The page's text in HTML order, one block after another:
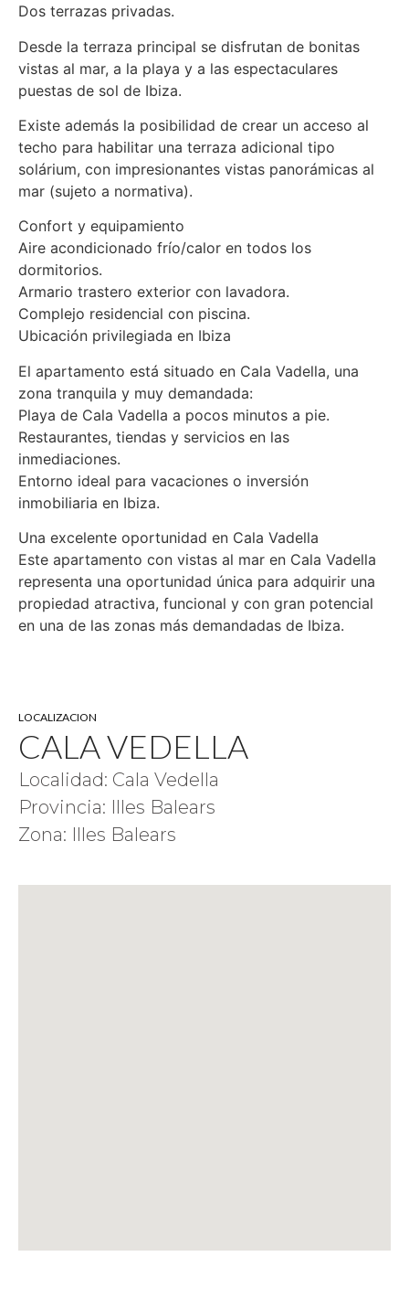
Dos terrazas privadas.
Desde la terraza principal se disfrutan de bonitas
vistas al mar, a la playa y a las espectaculares
puestas de sol de Ibiza.
Existe además la posibilidad de crear un acceso al
techo para habilitar una terraza adicional tipo
solárium, con impresionantes vistas panorámicas al
mar (sujeto a normativa).
Confort y equipamiento
Aire acondicionado frío/calor en todos los
dormitorios.
Armario trastero exterior con lavadora.
Complejo residencial con piscina.
Ubicación privilegiada en Ibiza
El apartamento está situado en Cala Vadella, una
zona tranquila y muy demandada:
Playa de Cala Vadella a pocos minutos a pie.
Restaurantes, tiendas y servicios en las
inmediaciones.
Entorno ideal para vacaciones o inversión
inmobiliaria en Ibiza.
Una excelente oportunidad en Cala Vadella
Este apartamento con vistas al mar en Cala Vadella
representa una oportunidad única para adquirir una
propiedad atractiva, funcional y con gran potencial
en una de las zonas más demandadas de Ibiza.
LOCALIZACION
CALA VEDELLA
Localidad: Cala Vedella
Provincia: Illes Balears
Zona: Illes Balears